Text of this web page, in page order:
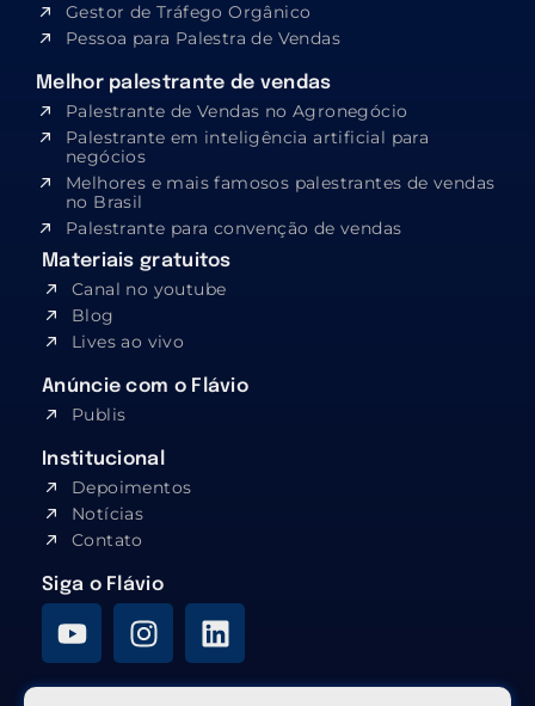
Gestor de Tráfego Orgânico
Pessoa para Palestra de Vendas
Melhor palestrante de vendas
Palestrante de Vendas no Agronegócio
Palestrante em inteligência artificial para
negócios
Melhores e mais famosos palestrantes de vendas
no Brasil
Palestrante para convenção de vendas
Materiais gratuitos
Canal no youtube
Blog
Lives ao vivo
Anúncie com o Flávio
Publis
Institucional
Depoimentos
Notícias
Contato
Siga o Flávio